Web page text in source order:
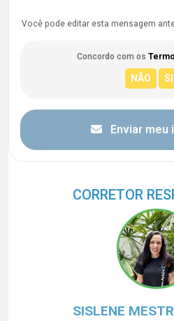
Você pode editar esta mensagem
Concordo com os
Enviar meu
CORRETOR
SISLENE